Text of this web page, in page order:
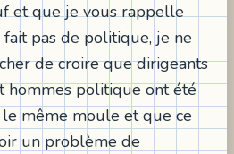
et que je vous rappelle
pas de politique, je ne
de croire que dirigeants
hommes politique ont été
même moule et que ce
un problème de